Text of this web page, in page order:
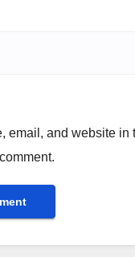
email, and website in